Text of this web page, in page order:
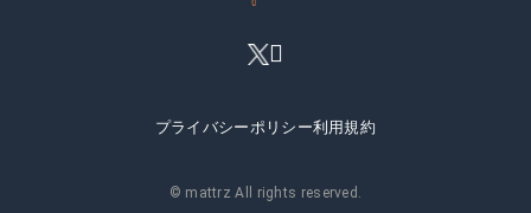
プライバシーポリシー利用規約
© mattrz All rights reserved.